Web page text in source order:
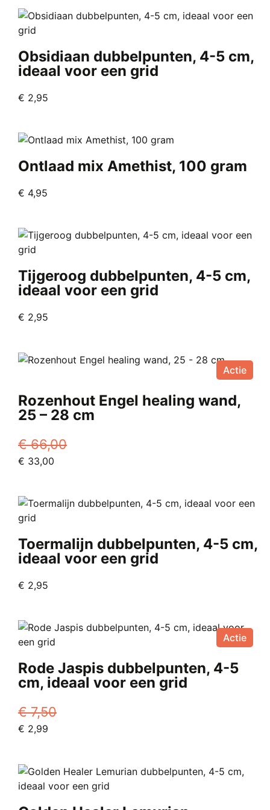
Obsidiaan dubbelpunten, 4-5 cm,
ideaal voor een grid
€ 2,95
Ontlaad mix Amethist, 100 gram
€ 4,95
Tijgeroog dubbelpunten, 4-5 cm,
ideaal voor een grid
€ 2,95
Actie
Rozenhout Engel healing wand,
25 – 28 cm
€66,00
Oorspronkelijke
€ 66,00.
€ 33,00
€ 33,00.
Toermalijn dubbelpunten, 4-5 cm,
ideaal voor een grid
€ 2,95
Actie
Rode Jaspis dubbelpunten, 4-5
cm, ideaal voor een grid
€7,50
Oorspronkelijke
€ 7,50.
€ 2,99
€ 2,99.